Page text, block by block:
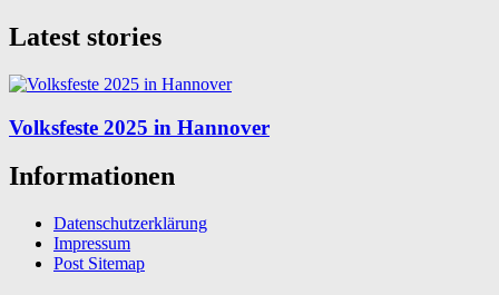
Latest stories
Volksfeste 2025 in Hannover
Informationen
Datenschutzerklärung
Impressum
Post Sitemap